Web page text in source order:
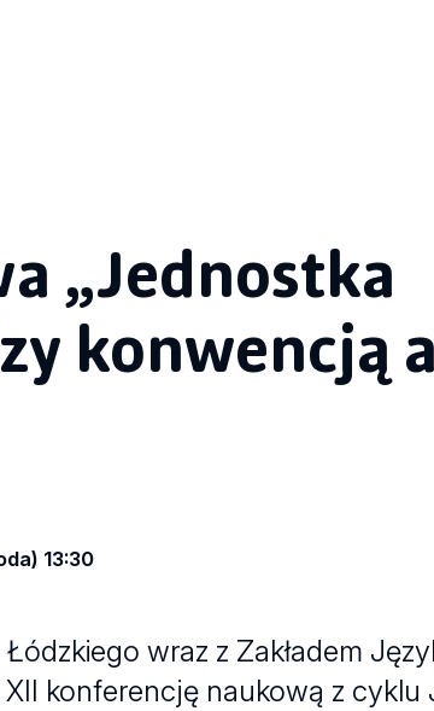
„Jednostka
konwencją a
13:30
wraz z Zakładem
konferencję naukową z cyklu